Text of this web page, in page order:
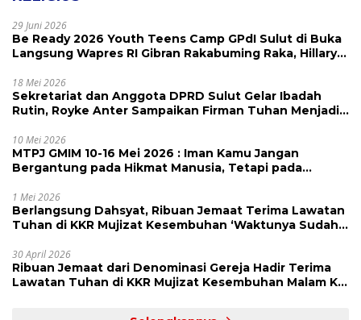
29 Juni 2026
Be Ready 2026 Youth Teens Camp GPdI Sulut di Buka
Langsung Wapres RI Gibran Rakabuming Raka, Hillary
18 Mei 2026
Sekretariat dan Anggota DPRD Sulut Gelar Ibadah
Rutin, Royke Anter Sampaikan Firman Tuhan Menjadi
10 Mei 2026
MTPJ GMIM 10-16 Mei 2026 : Iman Kamu Jangan
Bergantung pada Hikmat Manusia, Tetapi pada
1 Mei 2026
Berlangsung Dahsyat, Ribuan Jemaat Terima Lawatan
Tuhan di KKR Mujizat Kesembuhan ‘Waktunya Sudah
30 April 2026
Ribuan Jemaat dari Denominasi Gereja Hadir Terima
Lawatan Tuhan di KKR Mujizat Kesembuhan Malam Ke